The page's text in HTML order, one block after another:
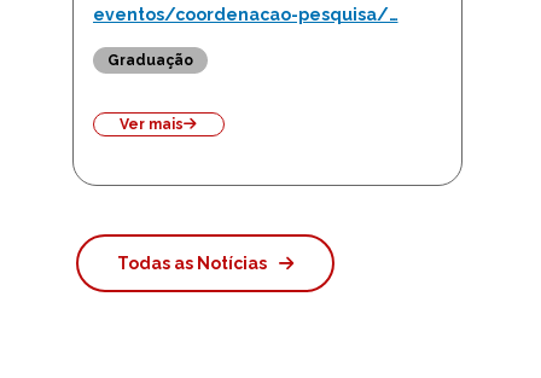
eventos/coordenacao-pesquisa/…
Graduação
Ver mais
Todas as Notícias